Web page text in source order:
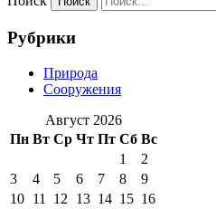
Рубрики
Природа
Сооружения
Август 2026
Пн Вт Ср Чт Пт Сб Вс
1
2
3
4 5 6 7 8
9
10 11 12 13 14 15 16